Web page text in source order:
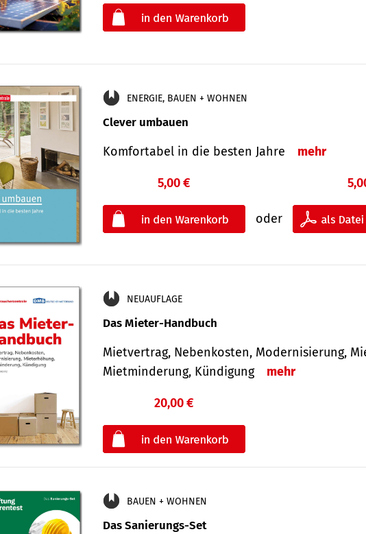
ENERGIE, BAUEN + WOHNEN
Clever umbauen
Komfortabel in die besten Jahre mehr
5,00 €
oder
NEUAUFLAGE
Das Mieter-Handbuch
Mietvertrag, Nebenkosten, Modernisierung,
Mietminderung, Kündigung
mehr
20,00 €
BAUEN + WOHNEN
Das Sanierungs-Set